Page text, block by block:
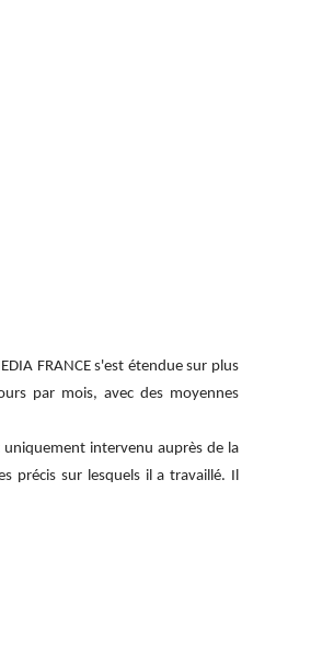
FRANCE s'est étendue sur plus
par mois, avec des moyennes
uniquement intervenu auprès de la
précis sur lesquels il a travaillé. Il